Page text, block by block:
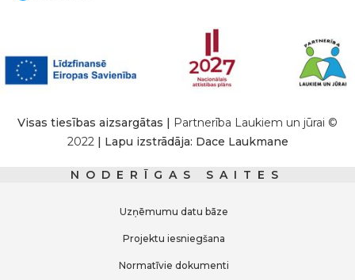
Visas tiesības aizsargātas | Partnerība Laukiem un jūrai ©
2022| Lapu izstrādāja: Dace Laukmane
NODERĪGAS SAITES
Uzņēmumu datu bāze
Projektu iesniegšana
Normatīvie dokumenti